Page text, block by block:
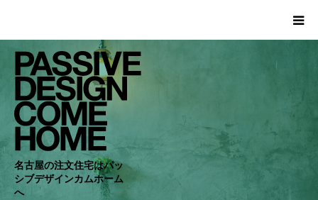
名古屋の注文住宅はパッ
シブデザインカムホーム
へ
HOME
WORKS
COMPANY
CONCEPT